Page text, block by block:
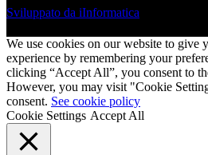
Sviluppato da iInformatica
We use cookies on our website to give
experience by remembering your
clicking “Accept All”, you consent to
However, you may visit "Cookie
consent. See cookie policy
Cookie Settings Accept All